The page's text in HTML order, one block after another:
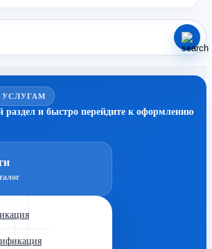
раздел и быстро перейдите к оформлению